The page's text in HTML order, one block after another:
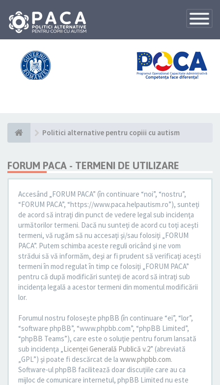
Toggle
Politici alternative pentru copiii cu autism
FORUM PACA - TERMENI DE UTILIZARE
Accesând „FORUM PACA” (în continuare “noi”, “nostru”,
“FORUM PACA”, “https://www.paca.helpautism.ro”), sunteţi
de acord să intraţi din punct de vedere legal sub incidenţa
următorilor termeni. Dacă nu sunteţi de acord cu toţi aceşti
termeni, vă rugăm să nu accesaţi şi/sau folosiţi „FORUM
PACA”. Putem schimba aceste reguli oricând şi ne vom
strădui să vă informăm, deşi ar fi prudent să verificaţi aceşti
termeni în mod regulat în timp ce folosiţi „FORUM PACA”
pentru că după modificări sunteţi de acord să intraţi sub
incidenţa legală a acestor termeni din momentul modificării
lor.
Forumul nostru foloseşte phpBB (în continuare “ei”, “lor”,
“software phpBB”, “www.phpbb.com”, “phpBB Limited”,
“phpBB Teams”), care este o soluţie pentru forum lansată
sub incidenţa „Licenţei Generală Publică v.2” (abreviată
„GPL”) şi poate fi descărcat de la www.phpbb.com.
Software-ul phpBB facilitează doar discuţiile care au ca
mijloc de comunicare internetul, phpBB Limited nu este